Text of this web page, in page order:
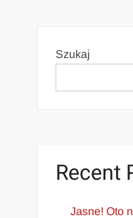
Szukaj
Recent
Jasne! Oto